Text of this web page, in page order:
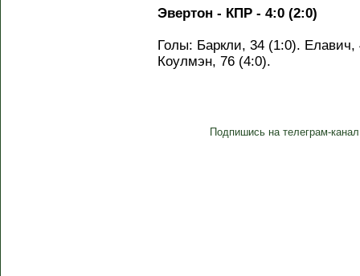
Эвертон - КПР - 4:0 (2:0)
Голы: Баркли, 34 (1:0).
Коулмэн, 76 (4:0).
Подпишись на телеграм-